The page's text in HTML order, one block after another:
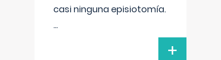
casi ninguna episiotomía.
...
+